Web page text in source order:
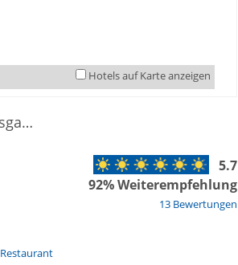
Hotels auf Karte anzeigen
11 Essen & Trinken in Ramsau bei Berchtesgaden
13 Bewertungen
5.7
92% Weiterempfehlung
Restaurant